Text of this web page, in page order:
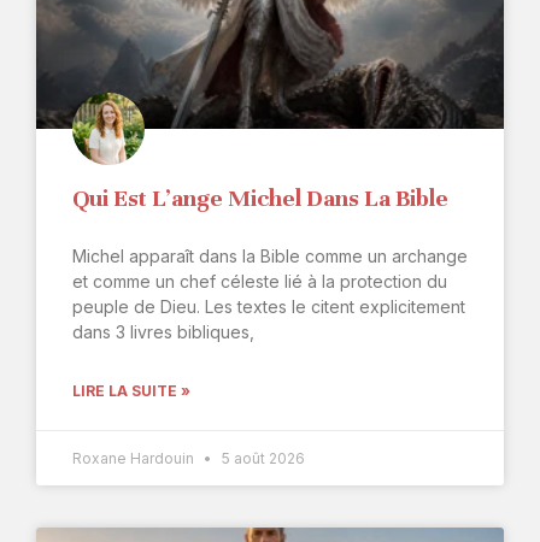
Qui Est L’ange Michel Dans La Bible
Michel apparaît dans la Bible comme un archange
et comme un chef céleste lié à la protection du
peuple de Dieu. Les textes le citent explicitement
dans 3 livres bibliques,
LIRE LA SUITE »
Roxane Hardouin 5 août 2026